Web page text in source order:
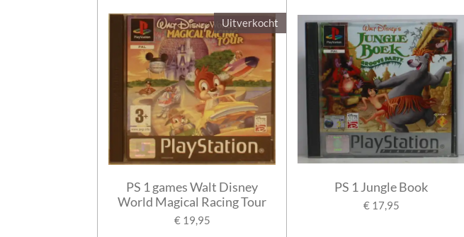
Uitverkocht
PS 1 games Walt Disney
World Magical Racing Tour
€ 19,95
PS 1 Jungle Book
€ 17,95